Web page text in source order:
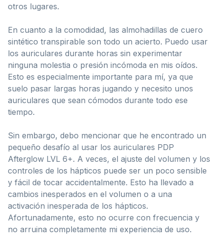
otros lugares.
En cuanto a la comodidad, las almohadillas de cuero
sintético transpirable son todo un acierto. Puedo usar
los auriculares durante horas sin experimentar
ninguna molestia o presión incómoda en mis oídos.
Esto es especialmente importante para mí, ya que
suelo pasar largas horas jugando y necesito unos
auriculares que sean cómodos durante todo ese
tiempo.
Sin embargo, debo mencionar que he encontrado un
pequeño desafío al usar los auriculares PDP
Afterglow LVL 6+. A veces, el ajuste del volumen y los
controles de los hápticos puede ser un poco sensible
y fácil de tocar accidentalmente. Esto ha llevado a
cambios inesperados en el volumen o a una
activación inesperada de los hápticos.
Afortunadamente, esto no ocurre con frecuencia y
no arruina completamente mi experiencia de uso.